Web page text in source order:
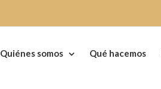
Quiénes somos Qué hacemos